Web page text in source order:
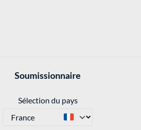
Soumissionnaire
Sélection du pays